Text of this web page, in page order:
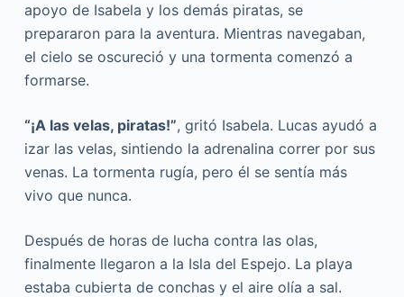
apoyo de Isabela y los demás piratas, se
prepararon para la aventura. Mientras navegaban,
el cielo se oscureció y una tormenta comenzó a
formarse.
“¡A las velas, piratas!”, gritó Isabela. Lucas ayudó a
izar las velas, sintiendo la adrenalina correr por sus
venas. La tormenta rugía, pero él se sentía más
vivo que nunca.
Después de horas de lucha contra las olas,
finalmente llegaron a la Isla del Espejo. La playa
estaba cubierta de conchas y el aire olía a sal.